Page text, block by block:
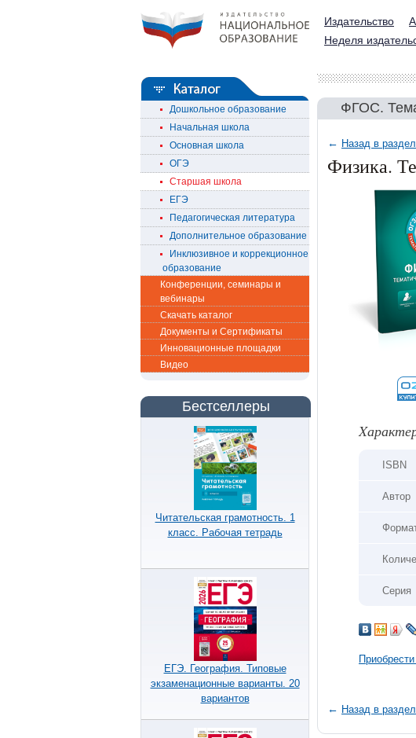
Издательство
Неделя
Дошкольное образование
Начальная школа
Основная школа
ОГЭ
Старшая школа
ЕГЭ
Педагогическая литература
Дополнительное образование
Инклюзивное и коррекционное
образование
Конференции, семинары и
вебинары
Скачать каталог
Документы и Сертификаты
Инновационные площадки
Видео
Бестселлеры
Читательская грамотность. 1
класс. Рабочая тетрадь
ЕГЭ. География. Типовые
экзаменационные варианты. 20
вариантов
ФГОС.
← Назад в раздел
Физика.
ISBN
Автор
Серия
← Назад в раздел